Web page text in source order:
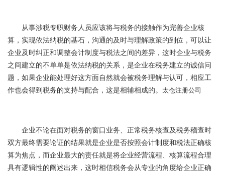
从事涉税专职财务人员应该将与税务的接触作为完善企业核
算，实现依法纳税的基石，沟通的及时与理解政策的到位，可以让
企业及时纠正和调整会计制度与税法之间的差异，这时企业与税务
之间建立的不单单是依法纳税的关系，是企业在税务建立的诚信问
题，如果企业能处理好这方面自然就会被税务理解与认可，相应工
作也会得到税务的支持与配合，这是相辅相成的。 太仓注册公司
企业不论在面对税务的窗口业务、正常税务核查及税务稽查时
双方最终需要论证的结果就是企业是否按照会计制度和税法正确核
算为焦点，而企业最大的责任就是将企业经营流程、核算流程合理
具有逻辑性的阐述出来，这时相信税务会从专业的角度给企业正确